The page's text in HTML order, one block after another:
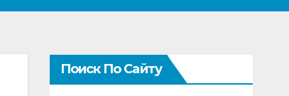
Поиск По Сайту